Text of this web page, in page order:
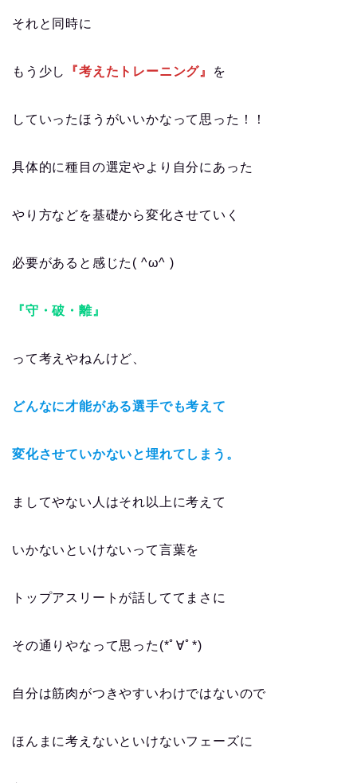
それと同時に
もう少し 『考えたトレーニング』 を
していったほうがいいかなって思った！！
具体的に種目の選定やより自分にあった
やり方などを基礎から変化させていく
必要があると感じた( ^ω^ )
『守・破・離』
って考えやねんけど、
どんなに才能がある選手でも考えて
変化させていかないと埋れてしまう。
ましてやない人はそれ以上に考えて
いかないといけないって言葉を
トップアスリートが話しててまさに
その通りやなって思った(*ﾟ∀ﾟ*)
自分は筋肉がつきやすいわけではないので
ほんまに考えないといけないフェーズに